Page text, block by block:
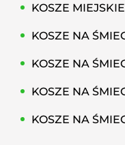
KOSZE
KOSZE NA
KOSZE NA
KOSZE NA
KOSZE NA